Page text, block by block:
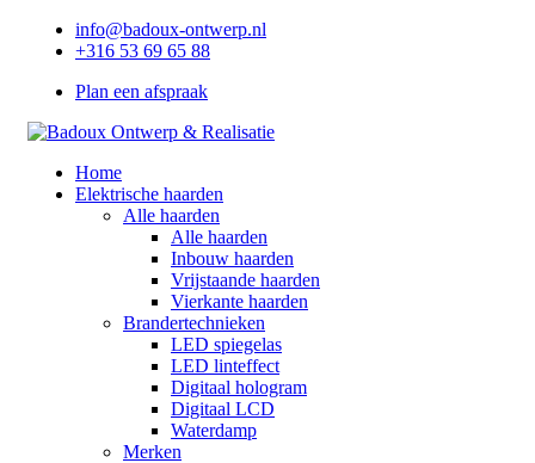
info@badoux-ontwerp.nl
+316 53 69 65 88
Plan een afspraak
Home
Elektrische haarden
Alle haarden
Alle haarden
Inbouw haarden
Vrijstaande haarden
Vierkante haarden
Brandertechnieken
LED spiegelas
LED linteffect
Digitaal hologram
Digitaal LCD
Waterdamp
Merken